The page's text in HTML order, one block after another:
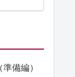
備編）